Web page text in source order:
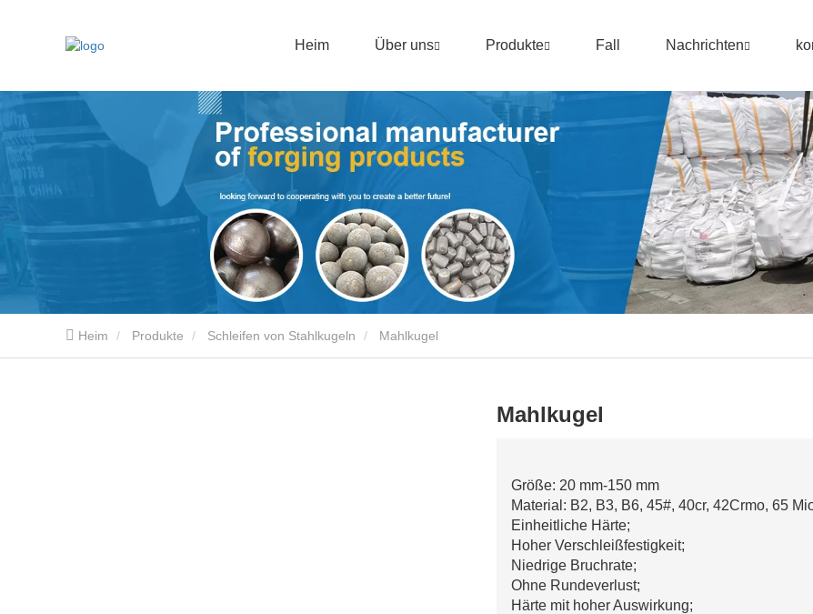
Heim Über uns Produkte Fall Nachrichten
Heim Produkte Schleifen von Stahlkugeln Mahlkugel
Mahlkugel
Größe: 20 mm-150 mm
Material: B2, B3, B6, 45#, 40cr, 42Crmo, 65
Einheitliche Härte;
Hoher Verschleißfestigkeit;
Niedrige Bruchrate;
Ohne Rundeverlust;
Härte mit hoher Auswirkung;